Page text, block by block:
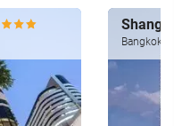
Bangkok,